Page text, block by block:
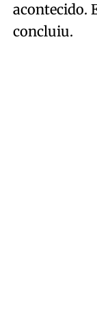
acontecido.
concluiu.